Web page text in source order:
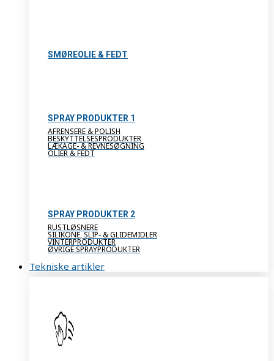
SMØREOLIE & FEDT
SPRAY PRODUKTER 1
AFRENSERE & POLISH
BESKYTTELSESPRODUKTER
LÆKAGE- & REVNESØGNING
OLIER & FEDT
SPRAY PRODUKTER 2
RUSTLØSNERE
SILIKONE, SLIP- & GLIDEMIDLER
VINTERPRODUKTER
ØVRIGE SPRAYPRODUKTER
Tekniske artikler